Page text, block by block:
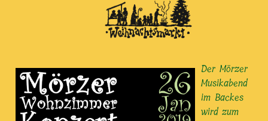
Der Mörzer
Musikabend
im Backes
wird zum